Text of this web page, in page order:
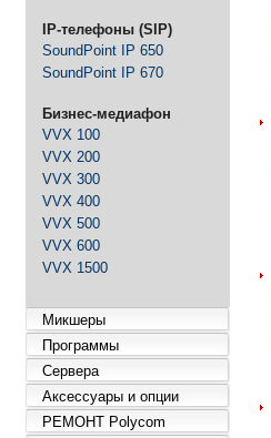
IP-телефоны (SIP)
SoundPoint IP 650
SoundPoint IP 670
Бизнес-медиафон
VVX 100
VVX 200
VVX 300
VVX 400
VVX 500
VVX 600
VVX 1500
Микшеры
Программы
Сервера
Аксессуары и опции
РЕМОНТ Polycom